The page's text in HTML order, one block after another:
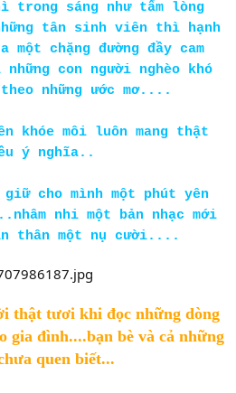
trong sáng như tấm lòng
tân sinh viên thì hạnh
chặng đường đầy cam
con người nghèo khó
những ước mơ....
khóe môi luôn mang thật
ý nghĩa..
cho mình một phút yên
nhi một bản nhạc mới
thân một nụ cười....
thật tươi khi đọc những dòng
gia đình....bạn bè và cả những
quen biết...